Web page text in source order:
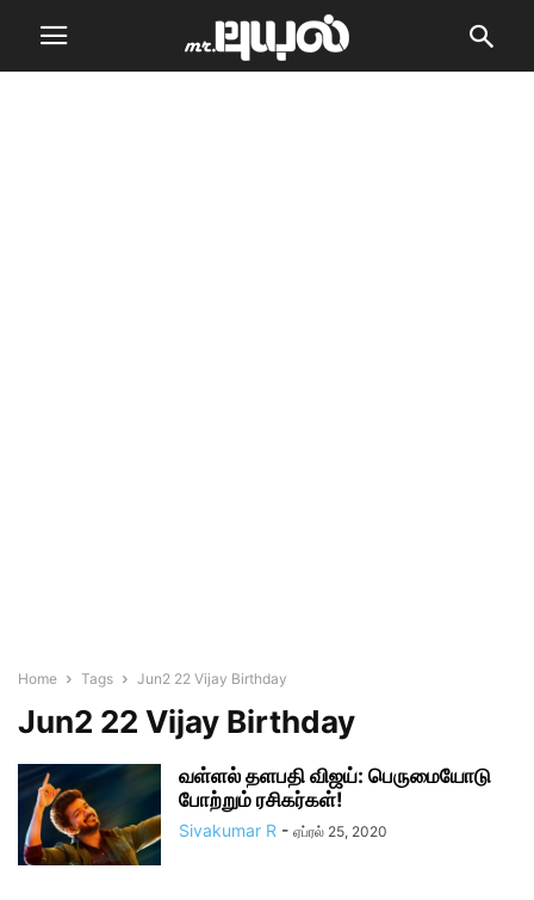
Home Tags Jun2 22 Vijay Birthday
Jun2 22 Vijay Birthday
வள்ளல் தளபதி விஜய்: பெருமையோடு
போற்றும் ரசிகர்கள்!
Sivakumar R - ஏப்ரல் 25, 2020